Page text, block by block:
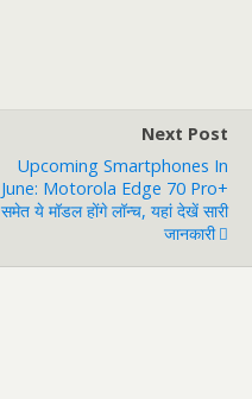
Next Post
Upcoming Smartphones In
June: Motorola Edge 70 Pro+
समेत ये मॉडल होंगे लॉन्च, यहां देखें सारी
जानकारी